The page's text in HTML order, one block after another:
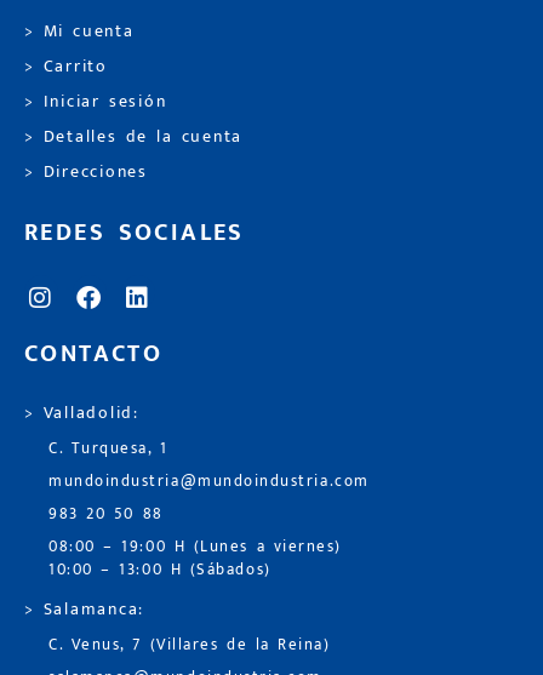
> Mi cuenta
> Carrito
> Iniciar sesión
> Detalles de la cuenta
> Direcciones
REDES SOCIALES
CONTACTO
> Valladolid:
C. Turquesa, 1
mundoindustria@mundoindustria.com
983 20 50 88
08:00 – 19:00 H (Lunes a viernes)
10:00 – 13:00 H (Sábados)
> Salamanca:
C. Venus, 7 (Villares de la Reina)